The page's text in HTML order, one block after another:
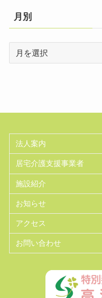
月別
法人案内
居宅介護支援事業者
施設紹介
お知らせ
アクセス
お問い合わせ